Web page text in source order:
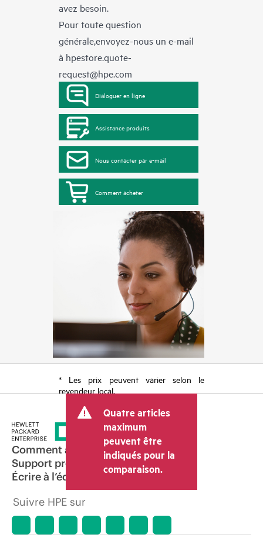
avez besoin.
Pour toute question
générale,envoyez-nous un e-mail
à hpestore.quote-
request@hpe.com
Dialoguer en ligne
Assistance produits
Nous contacter par e-mail
Comment acheter
* Les prix peuvent varier selon le
revendeur local.
Quatre articles
maximum
peuvent être
indiqués pour la
comparaison.
Comment acheter
Support produit
Écrire à l’équipe commerciale
Suivre HPE sur